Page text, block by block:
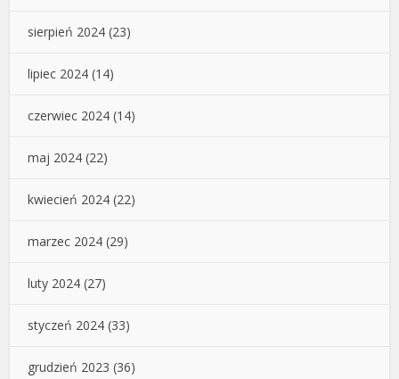
sierpień 2024 (23)
lipiec 2024 (14)
czerwiec 2024 (14)
maj 2024 (22)
kwiecień 2024 (22)
marzec 2024 (29)
luty 2024 (27)
styczeń 2024 (33)
grudzień 2023 (36)